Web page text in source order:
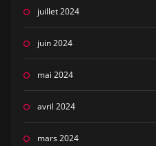
juillet 2024
juin 2024
mai 2024
avril 2024
mars 2024